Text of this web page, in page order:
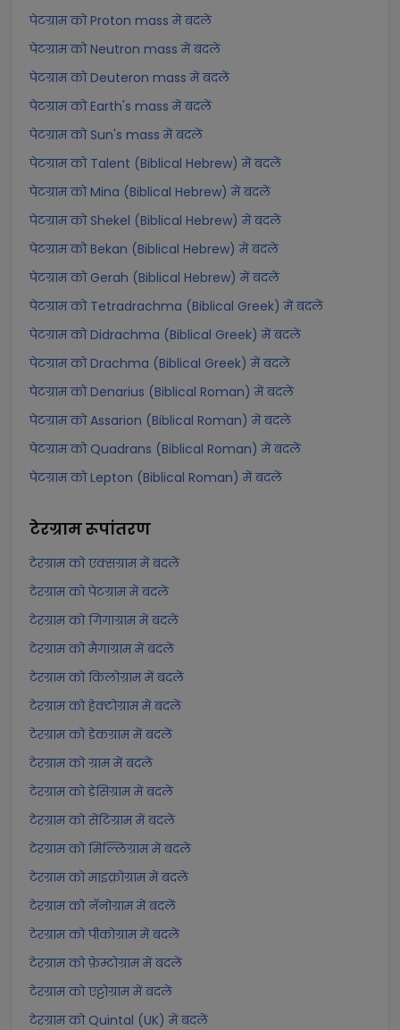
पेटग्राम को Proton mass में बदलें
पेटग्राम को Neutron mass में बदलें
पेटग्राम को Deuteron mass में बदलें
पेटग्राम को Earth's mass में बदलें
पेटग्राम को Sun's mass में बदलें
पेटग्राम को Talent (Biblical Hebrew) में बदलें
पेटग्राम को Mina (Biblical Hebrew) में बदलें
पेटग्राम को Shekel (Biblical Hebrew) में बदलें
पेटग्राम को Bekan (Biblical Hebrew) में बदलें
पेटग्राम को Gerah (Biblical Hebrew) में बदलें
पेटग्राम को Tetradrachma (Biblical Greek) में बदलें
पेटग्राम को Didrachma (Biblical Greek) में बदलें
पेटग्राम को Drachma (Biblical Greek) में बदलें
पेटग्राम को Denarius (Biblical Roman) में बदलें
पेटग्राम को Assarion (Biblical Roman) में बदलें
पेटग्राम को Quadrans (Biblical Roman) में बदलें
पेटग्राम को Lepton (Biblical Roman) में बदलें
टेरग्रामरूपांतरण
टेरग्राम को एक्सग्राम में बदलें
टेरग्राम को पेटग्राम में बदलें
टेरग्राम को गिगाग्राम में बदलें
टेरग्राम को मैगाग्राम में बदलें
टेरग्राम को किलोग्राम में बदलें
टेरग्राम को हेक्टोग्राम में बदलें
टेरग्राम को डेकग्राम में बदलें
टेरग्राम को ग्राम में बदलें
टेरग्राम को डेसिग्राम में बदलें
टेरग्राम को सेंटिग्राम में बदलें
टेरग्राम को मिल्लिग्राम में बदलें
टेरग्राम को माइक्रोग्राम में बदलें
टेरग्राम को नॅनोग्राम में बदलें
टेरग्राम को पीकोग्राम में बदलें
टेरग्राम को फ़ेम्टोग्राम में बदलें
टेरग्राम को एट्टोग्राम में बदलें
टेरग्राम को Quintal (UK) में बदलें